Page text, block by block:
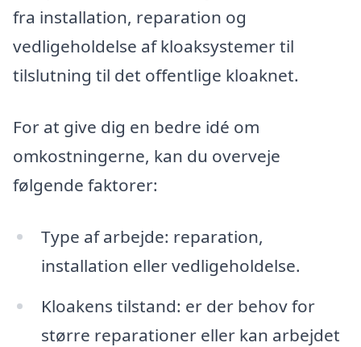
fra installation, reparation og
vedligeholdelse af kloaksystemer til
tilslutning til det offentlige kloaknet.
For at give dig en bedre idé om
omkostningerne, kan du overveje
følgende faktorer:
Type af arbejde: reparation,
installation eller vedligeholdelse.
Kloakens tilstand: er der behov for
større reparationer eller kan arbejdet